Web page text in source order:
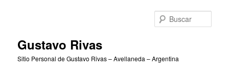
Gustavo Rivas
Sitio Personal de Gustavo Rivas – Avellaneda – Argentina